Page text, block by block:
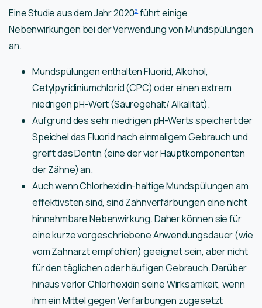
Eine Studie aus dem Jahr 20205führt einige
Nebenwirkungen bei der Verwendung von Mundspülungen
an.
Mundspülungen enthalten Fluorid, Alkohol,
Cetylpyridiniumchlorid (CPC) oder einen extrem
niedrigen pH-Wert (Säuregehalt/ Alkalität).
Aufgrund des sehr niedrigen pH-Werts speichert der
Speichel das Fluorid nach einmaligem Gebrauch und
greift das Dentin (eine der vier Hauptkomponenten
der Zähne) an.
Auch wenn Chlorhexidin-haltige Mundspülungen am
effektivsten sind, sind Zahnverfärbungen eine nicht
hinnehmbare Nebenwirkung. Daher können sie für
eine kurze vorgeschriebene Anwendungsdauer (wie
vom Zahnarzt empfohlen) geeignet sein, aber nicht
für den täglichen oder häufigen Gebrauch. Darüber
hinaus verlor Chlorhexidin seine Wirksamkeit, wenn
ihm ein Mittel gegen Verfärbungen zugesetzt